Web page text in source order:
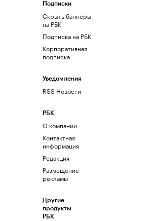
Подписки
Скрыть баннеры
на РБК
Подписка на РБК
Корпоративная
подписка
Уведомления
RSS Новости
РБК
О компании
Контактная
информация
Редакция
Размещение
рекламы
Другие
продукты
РБК